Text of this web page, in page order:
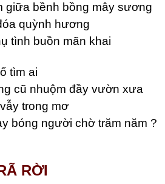
giữa bềnh bồng mây sương
quỳnh hương
tình buồn mãn khai
tìm ai
cũ nhuộm đầy vườn xưa
trong mơ
bóng người chờ trăm năm ?
RỜI